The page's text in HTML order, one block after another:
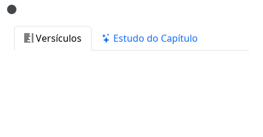
Versículos Estudo do Capítulo